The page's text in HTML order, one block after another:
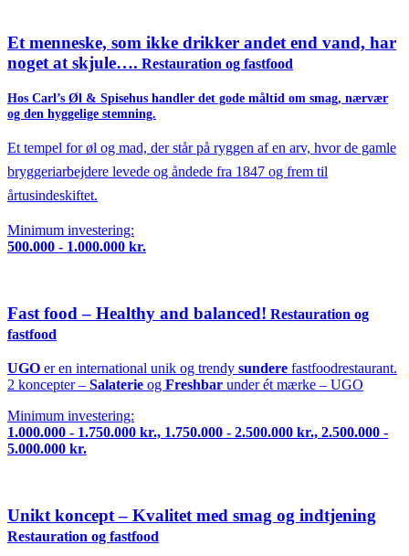
Et menneske, som ikke drikker andet end vand, har
noget at skjule…. Restauration og fastfood
Hos Carl’s Øl & Spisehus handler det gode måltid om smag, nærvær
og den hyggelige stemning.
Et tempel for øl og mad, der står på ryggen af en arv, hvor de gamle
bryggeriarbejdere levede og åndede fra 1847 og frem til
årtusindeskiftet.
Minimum investering:
500.000 - 1.000.000 kr.
Fast food – Healthy and balanced! Restauration og
fastfood
UGO er en international unik og trendy sundere fastfoodrestaurant.
2 koncepter – Salaterie og Freshbar under ét mærke – UGO
Minimum investering:
1.000.000 - 1.750.000 kr., 1.750.000 - 2.500.000 kr., 2.500.000 -
5.000.000 kr.
Unikt koncept – Kvalitet med smag og indtjening
Restauration og fastfood